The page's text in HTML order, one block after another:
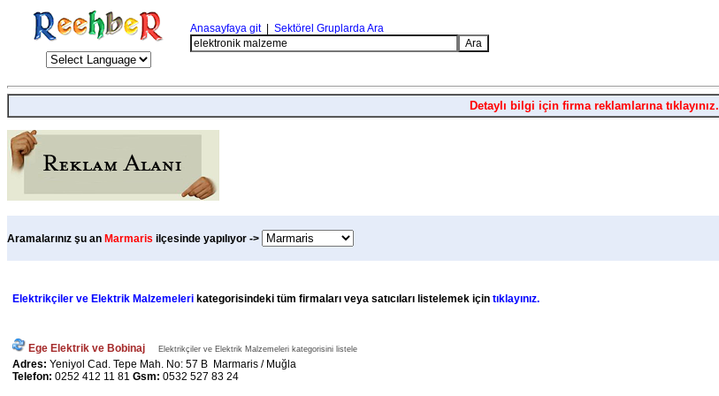
Anasayfaya git| Sektörel Gruplarda Ara
Detaylı bilgi için firma reklamlarına tıklayınız.
Aramalarınız şu an Marmaris ilçesinde yapılıyor ->
Elektrikçiler ve Elektrik Malzemeleri kategorisindeki tüm firmaları veya satıcıları listelemek için tıklayınız.
Ege Elektrik ve Bobinaj Elektrikçiler ve Elektrik Malzemeleri kategorisini listele
Adres: Yeniyol Cad. Tepe Mah. No: 57 B Marmaris / Muğla
Telefon: 0252 412 11 81 Gsm: 0532 527 83 24